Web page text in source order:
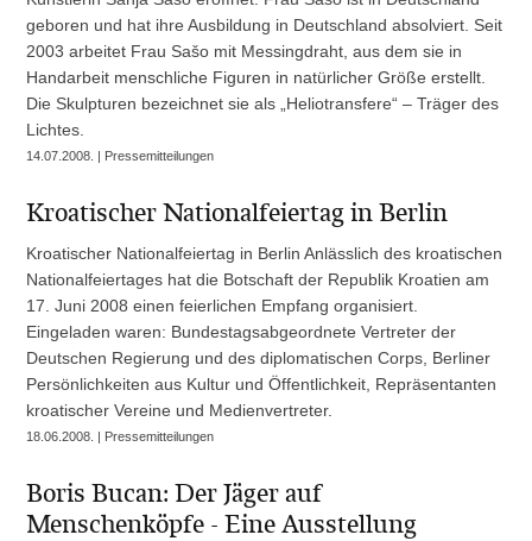
geboren und hat ihre Ausbildung in Deutschland absolviert. Seit
2003 arbeitet Frau Sašo mit Messingdraht, aus dem sie in
Handarbeit menschliche Figuren in natürlicher Größe erstellt.
Die Skulpturen bezeichnet sie als „Heliotransfere“ – Träger des
Lichtes.
14.07.2008. | Pressemitteilungen
Kroatischer Nationalfeiertag in Berlin
Kroatischer Nationalfeiertag in Berlin Anlässlich des kroatischen
Nationalfeiertages hat die Botschaft der Republik Kroatien am
17. Juni 2008 einen feierlichen Empfang organisiert.
Eingeladen waren: Bundestagsabgeordnete Vertreter der
Deutschen Regierung und des diplomatischen Corps, Berliner
Persönlichkeiten aus Kultur und Öffentlichkeit, Repräsentanten
kroatischer Vereine und Medienvertreter.
18.06.2008. | Pressemitteilungen
Boris Bucan: Der Jäger auf
Menschenköpfe - Eine Ausstellung